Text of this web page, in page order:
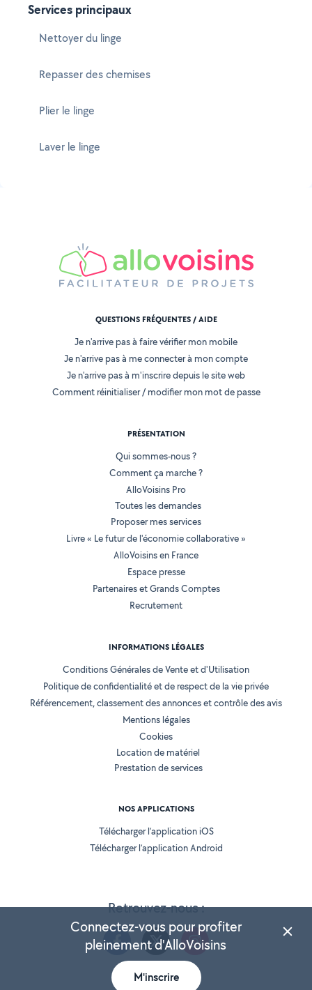
Services principaux
Nettoyer du linge
Repasser des chemises
Plier le linge
Laver le linge
Retrouvez-nous :
QUESTIONS FRÉQUENTES / AIDE
Je n'arrive pas à faire vérifier mon mobile
Je n'arrive pas à me connecter à mon compte
Je n'arrive pas à m'inscrire depuis le site web
Comment réinitialiser / modifier mon mot de passe
PRÉSENTATION
Qui sommes-nous ?
Comment ça marche ?
AlloVoisins Pro
Toutes les demandes
Proposer mes services
Livre « Le futur de l'économie collaborative »
AlloVoisins en France
Espace presse
Partenaires et Grands Comptes
Recrutement
INFORMATIONS LÉGALES
Conditions Générales de Vente et d'Utilisation
Politique de confidentialité et de respect de la vie privée
Référencement, classement des annonces et contrôle des avis
Mentions légales
Cookies
Location de matériel
Prestation de services
NOS APPLICATIONS
Télécharger l’application iOS
Télécharger l’application Android
Connectez-vous pour profiter
pleinement d'AlloVoisins
M'inscrire